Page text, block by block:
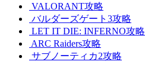
VALORANT攻略
バルダーズゲート3攻略
LET IT DIE: INFERNO攻略
ARC Raiders攻略
サブノーティカ2攻略